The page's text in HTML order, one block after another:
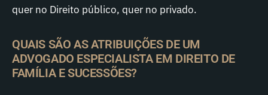
quer no Direito público, quer no privado.
QUAIS SÃO AS ATRIBUIÇÕES DE UM
ADVOGADO ESPECIALISTA EM DIREITO DE
FAMÍLIA E SUCESSÕES?